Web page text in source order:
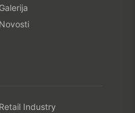
Galerija
Novosti
Retail Industry